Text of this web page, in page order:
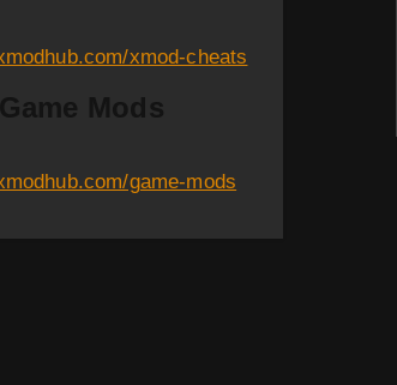
xmod-cheats
Mods
game-mods